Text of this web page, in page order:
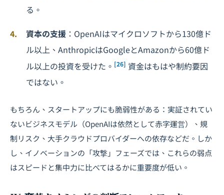
る。
資本の支援 ：OpenAIはマイクロソフトから130億ド
ル以上、AnthropicはGoogleとAmazonから60億ド
ル以上の投資を受けた。 [26] 資金はもはや制約要因
ではない。
もちろん、スタートアップにも脆弱性がある：実証されてい
ないビジネスモデル（OpenAIは依然として赤字運営）、規
制リスク、大手クラウドプロバイダーへの依存などだ。しか
し、イノベーションの「攻撃」フェーズでは、これらの弱点
はスピードと集中力に比べてはるかに重要度が低い。